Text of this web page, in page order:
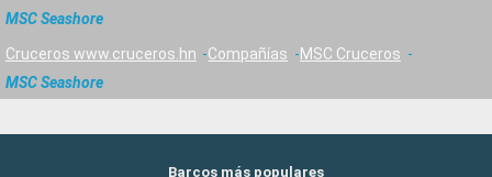
MSC Seashore
Cruceros www.cruceros.hn Compañías
MSC Cruceros
MSC Seashore
Barcos más populares